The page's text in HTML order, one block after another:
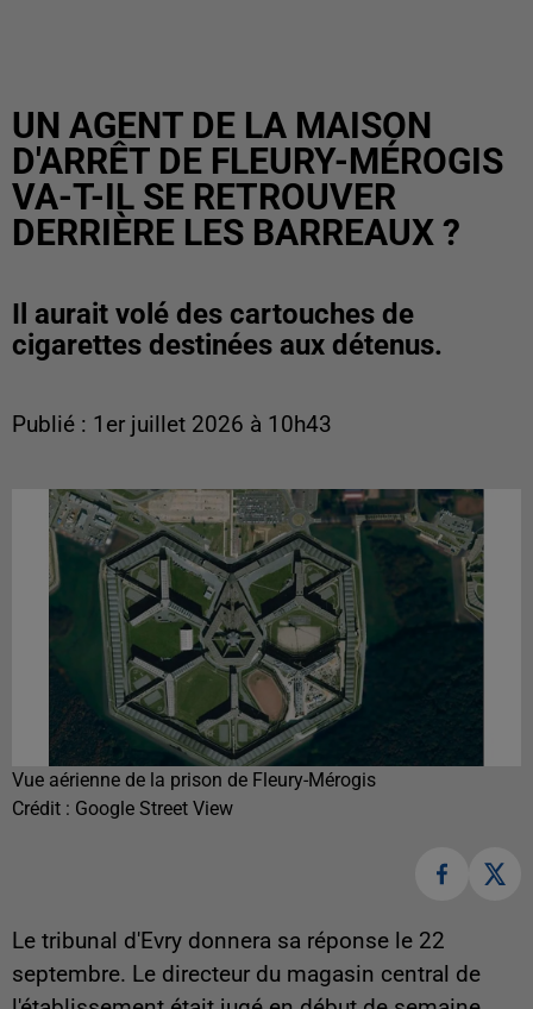
UN AGENT DE LA MAISON
D'ARRÊT DE FLEURY-MÉROGIS
VA-T-IL SE RETROUVER
DERRIÈRE LES BARREAUX ?
Il aurait volé des cartouches de
cigarettes destinées aux détenus.
Publié : 1er juillet 2026 à 10h43
Vue aérienne de la prison de Fleury-Mérogis
Crédit : Google Street View
Le tribunal d'Evry donnera sa réponse le 22
septembre. Le directeur du magasin central de